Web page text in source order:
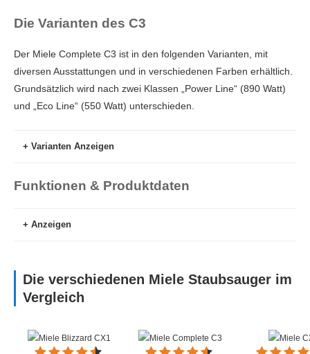
Die Varianten des C3
Der Miele Complete C3 ist in den folgenden Varianten, mit
diversen Ausstattungen und in verschiedenen Farben erhältlich.
Grundsätzlich wird nach zwei Klassen „Power Line“ (890 Watt)
und „Eco Line“ (550 Watt) unterschieden.
Varianten Anzeigen
Mit Turbobürste
Zusätzlich mit Turbobürste, Parkettbürste und
Komfort-Handstück
Funktionen & Produktdaten
Anzeigen
Bauweise
Länge x Breite x Höhe (cm)
Gewicht (kg)
Die verschiedenen Miele Staubsauger im
Vergleich